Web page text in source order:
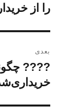
قبلی:
را از
بعدی
نوشته
بعدی:
????